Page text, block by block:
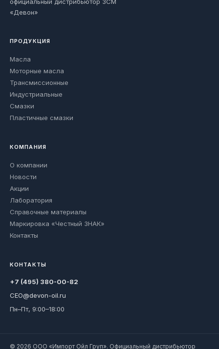
«Девон»
ПРОДУКЦИЯ
Масла
Моторные масла
Трансмиссионные
Индустриальные
Смазки
Пластичные смазки
КОМПАНИЯ
О компании
Новости
Акции
Лаборатория
Справочные материалы
Маркировка «Честный ЗНАК»
Контакты
КОНТАКТЫ
+7 (495) 380-00-82
CEO@devon-oil.ru
Пн–Пт, 9:00–18:00
© 2026 ООО «Импорт Ойл Груп». Официальный дистрибьютор